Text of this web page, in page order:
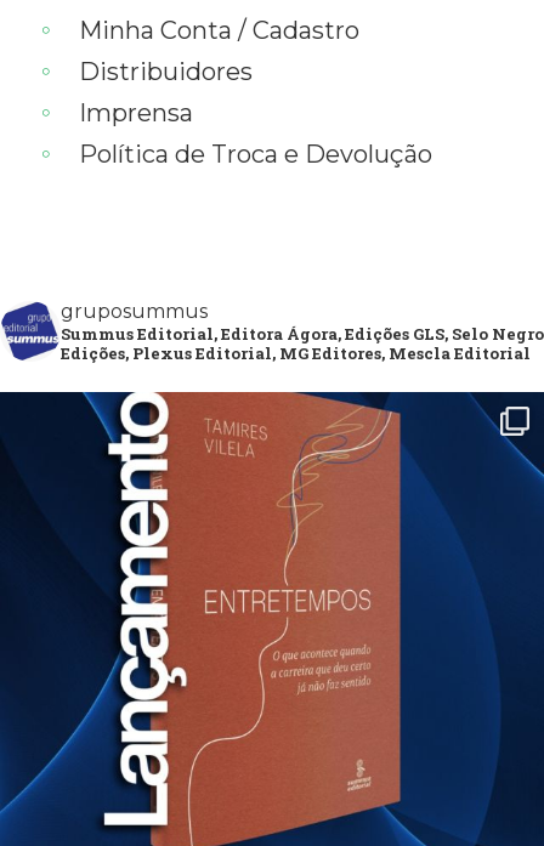
Minha Conta / Cadastro
Distribuidores
Imprensa
Política de Troca e Devolução
gruposummus
Summus Editorial, Editora Ágora, Edições GLS, Selo Negro
Edições, Plexus Editorial, MG Editores, Mescla Editorial